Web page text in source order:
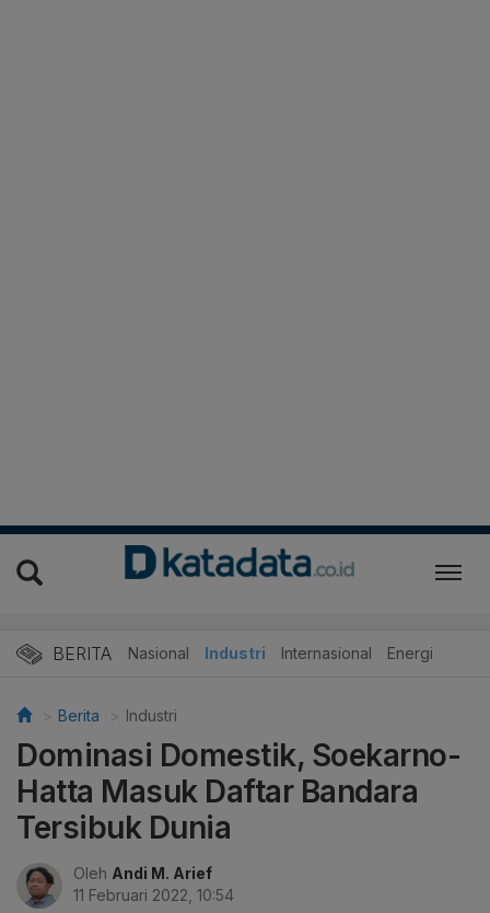
BERITA Nasional Industri Internasional Energi
Berita Industri
Dominasi Domestik, Soekarno-
Hatta Masuk Daftar Bandara
Tersibuk Dunia
Oleh Andi M. Arief
11 Februari 2022, 10:54